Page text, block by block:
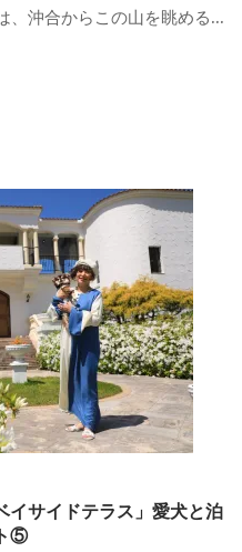
、沖合からこの山を眺める...
イサイドテラス」愛犬と泊
⑤